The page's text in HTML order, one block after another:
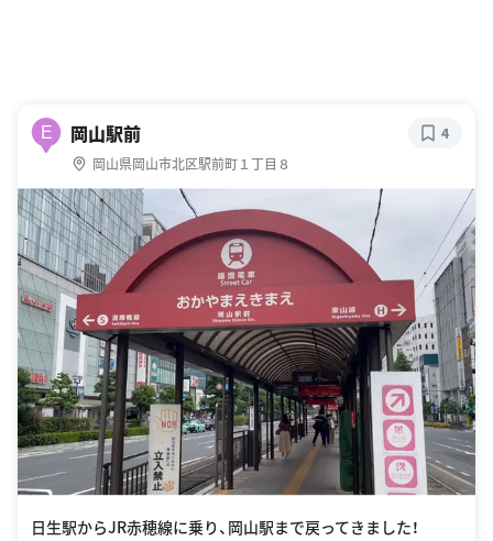
E 岡山駅前
岡山県岡山市北区駅前町１丁目８
4
日生駅からJR赤穂線に乗り、岡山駅まで戻ってきました！